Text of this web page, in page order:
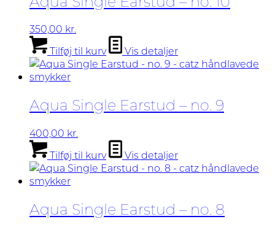
350,00 kr.
Tilføj til kurv
Vis detaljer
Aqua Single Earstud – no. 9
400,00 kr.
Tilføj til kurv
Vis detaljer
Aqua Single Earstud – no. 8